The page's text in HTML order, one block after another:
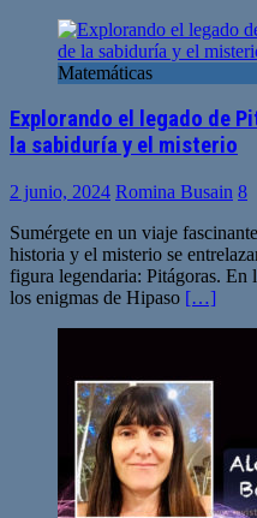
Matemáticas
Explorando el legado de
la sabiduría y el misterio
2 junio, 2024 Romina Busain 8
Sumérgete en un viaje
historia y el misterio se
figura legendaria: Pitágoras. En
los enigmas de Hipaso […]